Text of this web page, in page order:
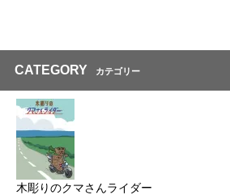
CATEGORY カテゴリー
木彫りのクマさんライダー